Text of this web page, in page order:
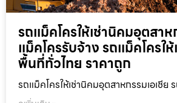
รถแม็คโครให้เช่านิคมอุตสาห
แม็คโครรับจ้าง รถแม็คโครใ
พื้นที่ทั่วไทย ราคาถูก
รถแม็คโครให้เช่านิคมอุตสาหกรรมเอเชีย